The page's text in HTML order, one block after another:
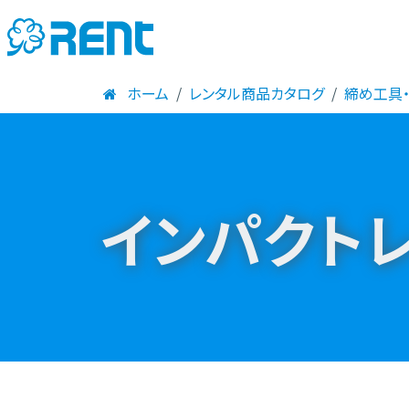
ホーム レンタル商品カタログ 締め工具
インパクト